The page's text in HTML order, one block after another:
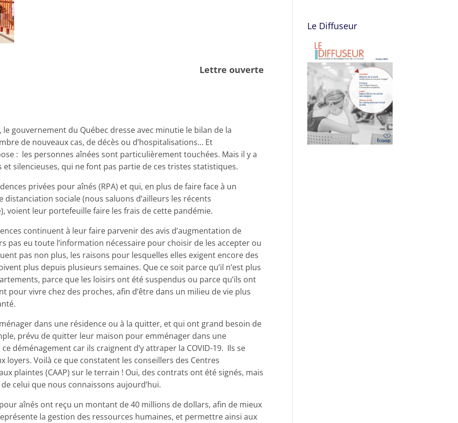
Lettre ouverte
gouvernement du Québec dresse avec minutie le bilan de la
de nouveaux cas, de décès ou d’hospitalisations… Et
: les personnes aînées sont particulièrement touchées. Mais il y a
et silencieuses, qui ne font pas partie de ces tristes statistiques.
privées pour aînés (RPA) et qui, en plus de faire face à un
sociale (nous saluons d’ailleurs les récents
voient leur portefeuille faire les frais de cette pandémie.
continuent à leur faire parvenir des avis d’augmentation de
pas eu toute l’information nécessaire pour choisir de les accepter ou
pas non plus, les raisons pour lesquelles elles exigent encore des
plus depuis plusieurs semaines. Que ce soit parce qu’il n’est plus
parce que les loisirs ont été suspendus ou parce qu’ils ont
vivre chez des proches, afin d’être dans un milieu de vie plus
dans une résidence ou à la quitter, et qui ont grand besoin de
prévu de quitter leur maison pour emménager dans une
déménagement car ils craignent d’y attraper la COVID-19. Ils se
loyers. Voilà ce que constatent les conseillers des Centres
plaintes (CAAP) sur le terrain ! Oui, des contrats ont été signés, mais
celui que nous connaissons aujourd’hui.
aînés ont reçu un montant de 40 millions de dollars, afin de mieux
la gestion des ressources humaines, et permettre ainsi aux
Le Diffuseur